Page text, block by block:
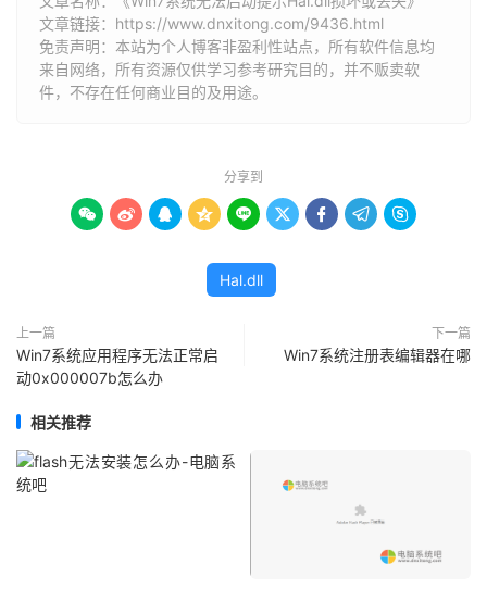
文章链接： https://www.dnxitong.com/9436.html
免责声明：本站为个人博客非盈利性站点，所有软件信息均
来自网络，所有资源仅供学习参考研究目的，并不贩卖软
件，不存在任何商业目的及用途。
分享到
        
Hal.dll
上一篇
Win7系统应用程序无法正常启
动0x000007b怎么办
下一篇
Win7系统注册表编辑器在哪
相关推荐